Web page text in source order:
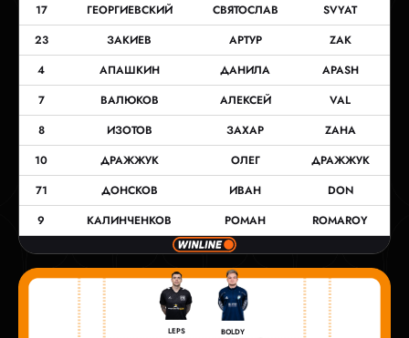
17
ГЕОРГИЕВСКИЙ СВЯТОСЛАВ
SVYAT
23
ЗАКИЕВ АРТУР
ZAK
4
АПАШКИН ДАНИЛА
APASH
7
ВАЛЮКОВ АЛЕКСЕЙ
VAL
8
ИЗОТОВ ЗАХАР
ZAHA
10
ДРАЖЖУК ОЛЕГ
ДРАЖЖУК
71
ДОНСКОВ ИВАН
DON
9
КАЛИНЧЕНКОВ РОМАН ROMAROY
LEPS BOLDY